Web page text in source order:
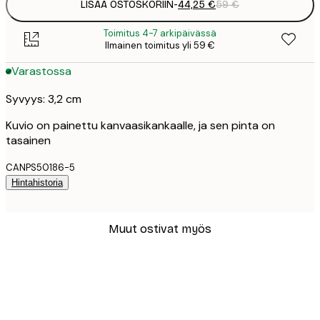
LISÄÄ OSTOSKORIIN-44,25 €59 €
Toimitus 4-7 arkipäivässä
Ilmainen toimitus yli 59 €
Varastossa
Syvyys: 3,2 cm
Kuvio on painettu kanvaasikankaalle, ja sen pinta on
tasainen
CANPS50186-5
Hintahistoria
Muut ostivat myös